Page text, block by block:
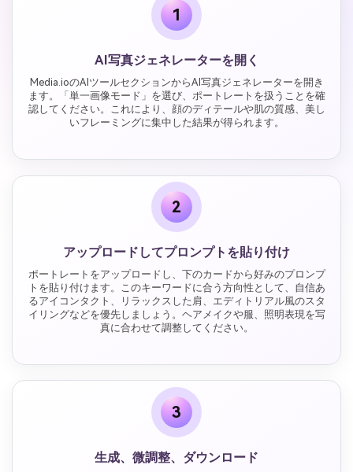
1
AI写真ジェネレーターを開く
Media.ioのAIツールセクションからAI写真ジェネレーターを開き
ます。「単一画像モード」を選び、ポートレートを扱うことを確
認してください。これにより、顔のディテールや肌の質感、美し
いフレーミングに集中した結果が得られます。
2
アップロードしてプロンプトを貼り付け
ポートレートをアップロードし、下のカードから好みのプロンプ
トを貼り付けます。このキーワードに合う方向性として、自信あ
るアイコンタクト、リラックスした肩、エディトリアル風のスタ
イリングなどを優先しましょう。ヘアメイクや服、照明表現を写
真に合わせて調整してください。
3
生成、微調整、ダウンロード